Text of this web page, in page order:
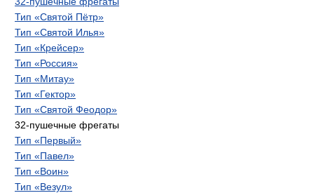
Тип «Святой Пётр»
Тип «Святой Илья»
Тип «Крейсер»
Тип «Россия»
Тип «Митау»
Тип «Гектор»
Тип «Святой Феодор»
32-пушечные фрегаты
Тип «Первый»
Тип «Павел»
Тип «Воин»
Тип «Везул»